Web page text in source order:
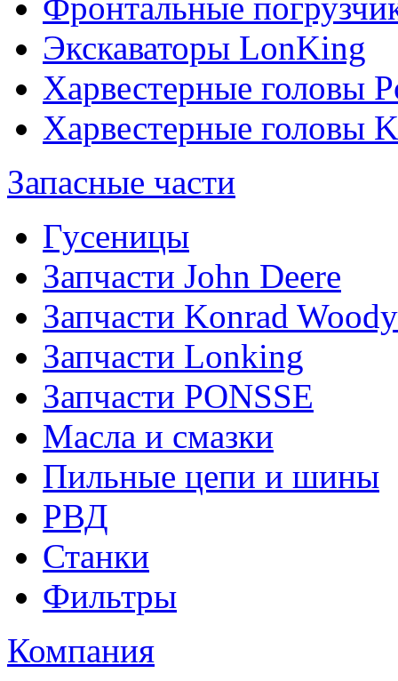
Фронтальные
Экскаваторы LonKing
Харвестерные головы
Харвестерные головы
Запасные части
Гусеницы
Запчасти John Deere
Запчасти Konrad Woody
Запчасти Lonking
Запчасти PONSSE
Масла и смазки
Пильные цепи и шины
РВД
Станки
Фильтры
Компания